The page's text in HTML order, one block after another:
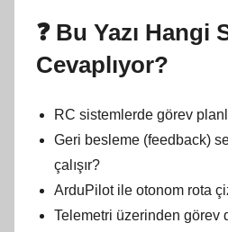
❓ Bu Yazı Hangi
Cevaplıyor?
RC sistemlerde görev
Geri besleme (feedback)
çalışır?
ArduPilot ile otonom rota
Telemetri üzerinden görev